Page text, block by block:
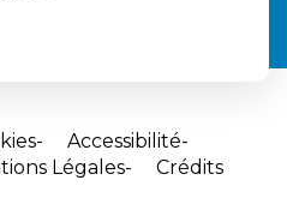
Accessibilité
Légales
Crédits